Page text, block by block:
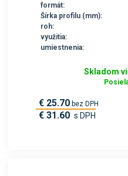
formát:
Šírka profilu (mm):
roh:
využitia:
umiestnenia:
Skladom
€ 25.70 bez DPH
€ 31.60 s DPH